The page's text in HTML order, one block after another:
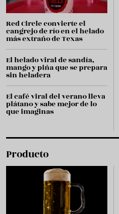
Red Circle convierte el
cangrejo de río en el helado
más extraño de Texas
El helado viral de sandía,
mango y piña que se prepara
sin heladera
El café viral del verano lleva
plátano y sabe mejor de lo
que imaginas
Producto